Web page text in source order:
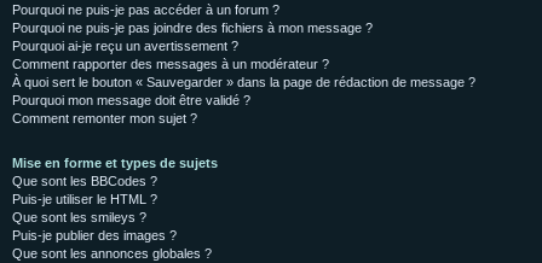
Pourquoi ne puis-je pas accéder à un forum ?
Pourquoi ne puis-je pas joindre des fichiers à mon message ?
Pourquoi ai-je reçu un avertissement ?
Comment rapporter des messages à un modérateur ?
À quoi sert le bouton « Sauvegarder » dans la page de rédaction de message ?
Pourquoi mon message doit être validé ?
Comment remonter mon sujet ?
Mise en forme et types de sujets
Que sont les BBCodes ?
Puis-je utiliser le HTML ?
Que sont les smileys ?
Puis-je publier des images ?
Que sont les annonces globales ?